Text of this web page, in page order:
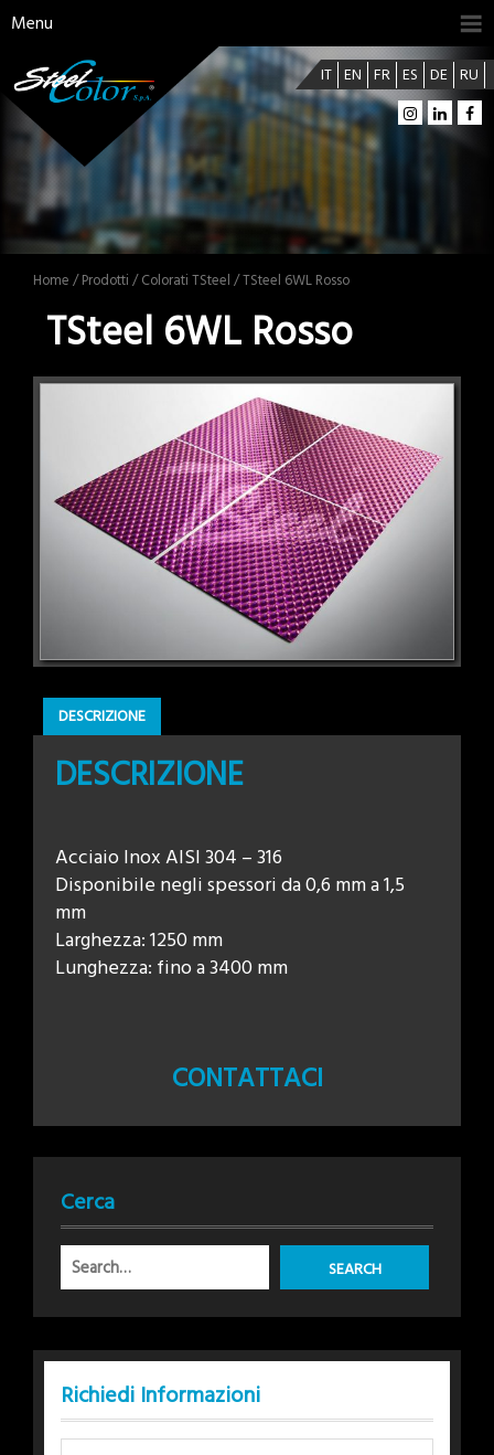
Menu
IT EN FR ES DE RU
Home /Prodotti /Colorati TSteel / TSteel 6WL Rosso
TSteel 6WL Rosso
DESCRIZIONE
DESCRIZIONE
Acciaio Inox AISI 304 – 316
Disponibile negli spessori da 0,6 mm a 1,5
mm
Larghezza: 1250 mm
Lunghezza: fino a 3400 mm
CONTATTACI
Cerca
Richiedi Informazioni